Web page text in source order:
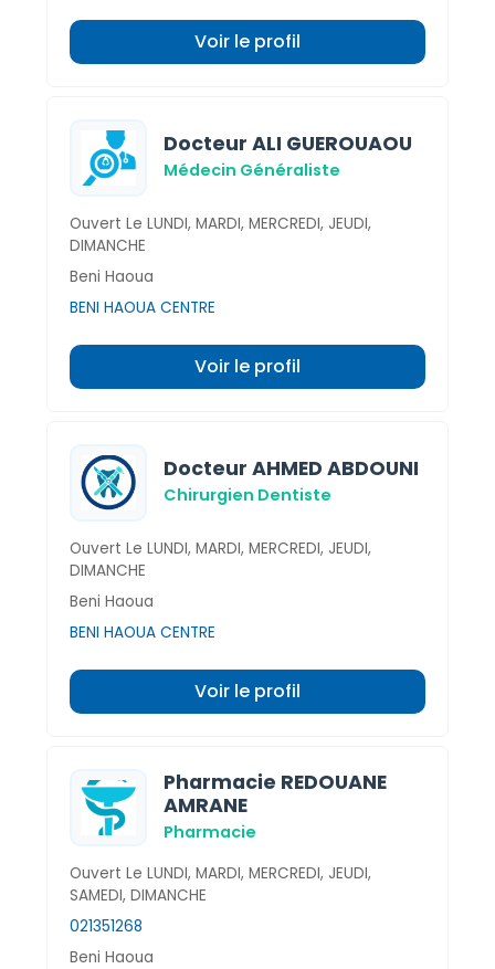
Voir le profil
Docteur ALI GUEROUAOU
Médecin Généraliste
Ouvert Le LUNDI, MARDI, MERCREDI, JEUDI,
DIMANCHE
Beni Haoua
BENI HAOUA CENTRE
Voir le profil
Docteur AHMED ABDOUNI
Chirurgien Dentiste
Ouvert Le LUNDI, MARDI, MERCREDI, JEUDI,
DIMANCHE
Beni Haoua
BENI HAOUA CENTRE
Voir le profil
Pharmacie REDOUANE
AMRANE
Pharmacie
Ouvert Le LUNDI, MARDI, MERCREDI, JEUDI,
SAMEDI, DIMANCHE
021351268
Beni Haoua